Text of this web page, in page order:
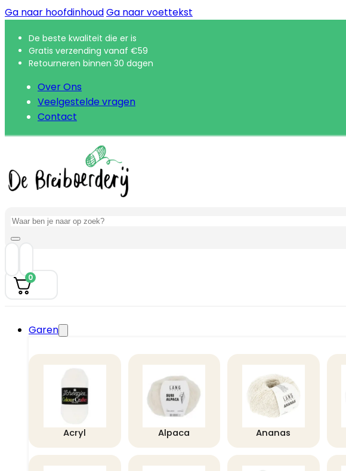
Ga naar hoofdinhoudGa naar voettekst
De beste kwaliteit die er is
Gratis verzending vanaf €59
Retourneren binnen 30 dagen
Over Ons
Veelgestelde vragen
Contact
Zoeken
0
Garen
Acryl Alpaca Ananas